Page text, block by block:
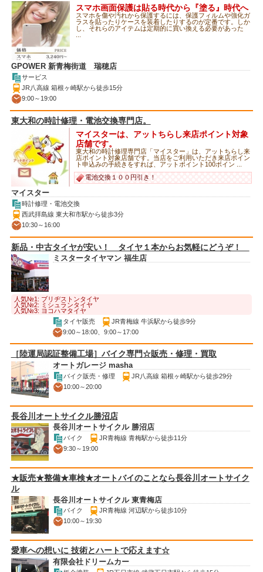
スマホ画面保護は貼る時代から『塗る』時代へ
スマホを傷や汚れから保護するには、保護フィルムや強化ガ
ラスを貼ったりケースを装着したりするのが定番です。しか
し、それらのアイテムは定期的に買い換える必要があった
GPOWER 新青梅街道 瑞穂店
サービス
JR八高線 箱根ヶ崎駅から徒歩15分
9:00～19:00
東大和の時計修理・電池交換専門店。
マイスターは、アットちらし来店ポイント対象
店舗です。
東大和の時計修理専門店「マイスター」は、アットちらし来
店ポイント対象店舗です。当店をご利用いただき来店ポイン
ト申込みの手続きをすれば、アットポイント100ポイン ...
電池交換１００円引き！
マイスター
時計修理・電池交換
西武拝島線 東大和市駅から徒歩3分
10:30～16:00
新品・中古タイヤが安い！ タイヤ１本からお気軽にどうぞ！
ミスタータイヤマン 福生店
人気№1: ブリヂストンタイヤ
人気№2: ミシュランタイヤ
人気№3: ヨコハマタイヤ
タイヤ販売
JR青梅線 牛浜駅から徒歩9分
9:00～18:00、9:00～17:00
［陸運局認証整備工場］バイク専門☆販売・修理・買取
オートガレージ masha
バイク販売・修理
JR八高線 箱根ヶ崎駅から徒歩29分
10:00～20:00
長谷川オートサイクル勝沼店
長谷川オートサイクル 勝沼店
バイク
JR青梅線 青梅駅から徒歩11分
9:30～19:00
★販売★整備★車検★オートバイのことなら長谷川オートサイク
ル
長谷川オートサイクル 東青梅店
バイク
JR青梅線 河辺駅から徒歩10分
10:00～19:30
愛車への想いに 技術とハートで応えます☆
有限会社ドリームカー